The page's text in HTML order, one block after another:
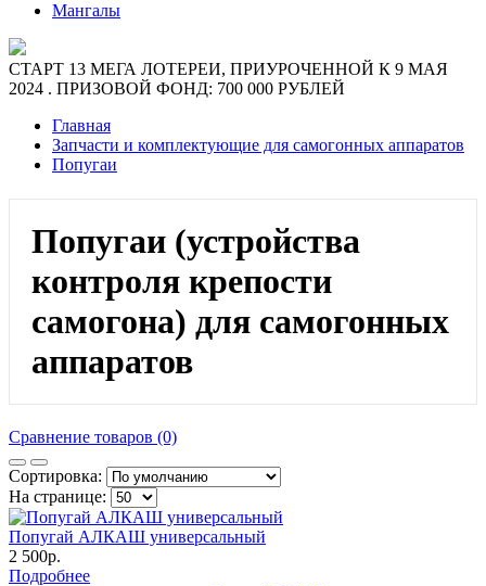
Мангалы
СТАРТ 13 МЕГА ЛОТЕРЕИ, ПРИУРОЧЕННОЙ К 9 МАЯ
2024 . ПРИЗОВОЙ ФОНД: 700 000 РУБЛЕЙ
Главная
Запчасти и комплектующие для самогонных аппаратов
Попугаи
Попугаи (устройства
контроля крепости
самогона) для самогонных
аппаратов
Сравнение товаров (0)
Сортировка:
На странице:
Попугай АЛКАШ универсальный
2 500р.
Подробнее